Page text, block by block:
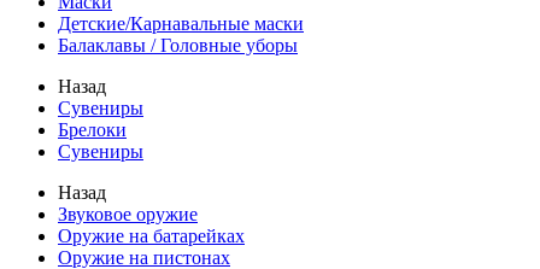
Детские/Карнавальные маски
Балаклавы / Головные уборы
Назад
Сувениры
Брелоки
Сувениры
Назад
Звуковое оружие
Оружие на батарейках
Оружие на пистонах